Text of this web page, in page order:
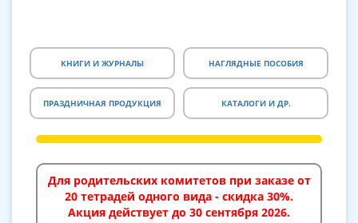
КНИГИ И ЖУРНАЛЫ НАГЛЯДНЫЕ ПОСОБИЯ
ПРАЗДНИЧНАЯ ПРОДУКЦИЯ КАТАЛОГИ И ДР.
Для родительских комитетов при заказе от
20 тетрадей одного вида - скидка 30%.
Акция действует до 30 сентября 2026.